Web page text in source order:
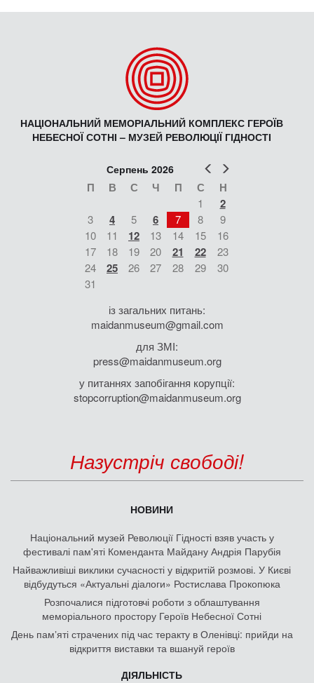
НАЦІОНАЛЬНИЙ МЕМОРІАЛЬНИЙ КОМПЛЕКС ГЕРОЇВ
НЕБЕСНОЇ СОТНІ – МУЗЕЙ РЕВОЛЮЦІЇ ГІДНОСТІ
Попер
Серпень 2026
П В С Ч П С Н
1 2
3 4 5 6 7 8
9
10
11 12 13 14 15
16
17
18 19 20 21 22
23
24
25 26 27 28 29
30
31
із загальних питань:
maidanmuseum@gmail.com
для ЗМІ:
press@maidanmuseum.org
у питаннях запобігання корупції:
stopcorruption@maidanmuseum.org
Назустріч свободі!
НОВИНИ
Національний музей Революції Гідності взяв участь у
фестивалі пам'яті Коменданта Майдану Андрія Парубія
Найважливіші виклики сучасності у відкритій розмові. У Києві
відбудуться «Актуальні діалоги» Ростислава Прокопюка
Розпочалися підготовчі роботи з облаштування
меморіального простору Героїв Небесної Сотні
День памʼяті страчених під час теракту в Оленівці: прийди на
відкриття виставки та вшануй героїв
ДІЯЛЬНІСТЬ